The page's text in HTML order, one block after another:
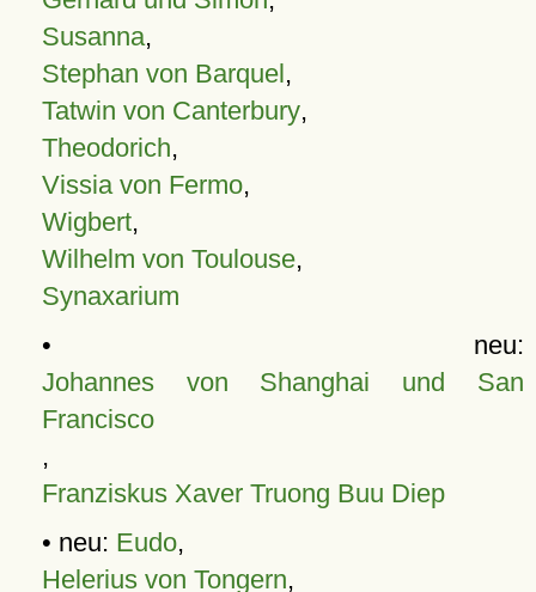
Susanna,
Stephan von Barquel,
Tatwin von Canterbury,
Theodorich,
Vissia von Fermo,
Wigbert,
Wilhelm von Toulouse,
Synaxarium
• neu:
Johannes von Shanghai und San
Francisco
,
Franziskus Xaver Truong Buu Diep
• neu: Eudo,
Helerius von Tongern,